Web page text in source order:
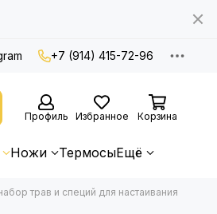
+7 (914) 415-72-96
Профиль Избранное Корзина
Ножи ТермосыЕщё
трав и специй для настаивания